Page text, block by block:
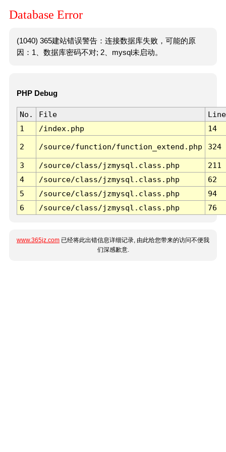
Database Error
(1040) 365建站错误警告：连接数据库失败，可能的原
因：1、数据库密码不对; 2、mysql未启动。
PHP Debug
No. File
Line
1
/index.php 14
2 /source/function/function_extend.php 324
3 /source/class/jzmysql.class.php
211
4
/source/class/jzmysql.class.php
62
5
/source/class/jzmysql.class.php
94
6
/source/class/jzmysql.class.php 76
www.365jz.com 已经将此出错信息详细记录, 由此给您带来的访问不便我
们深感歉意.